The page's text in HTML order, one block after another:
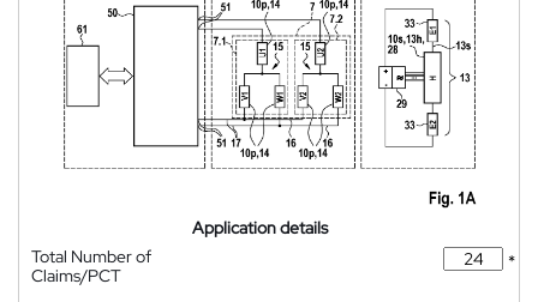
Application details
Total Number of
Claims/PCT
*